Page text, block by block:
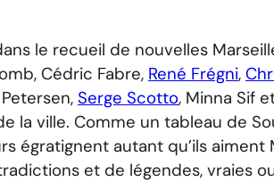
le recueil de nouvelles
Cédric Fabre, René Frégni,
Serge Scotto, Minna Sif
la ville. Comme un tableau de
égratignent autant qu’ils aiment
et de légendes, vraies